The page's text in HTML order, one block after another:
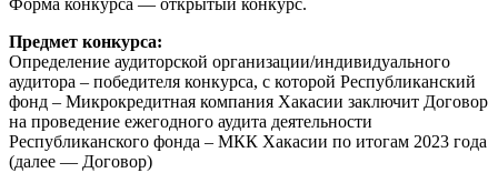
Форма конкурса — открытый конкурс.
Предмет конкурса:
Определение аудиторской организации/индивидуального
аудитора – победителя конкурса, с которой Республиканский
фонд – Микрокредитная компания Хакасии заключит Договор
на проведение ежегодного аудита деятельности
Республиканского фонда – МКК Хакасии по итогам 2023 года
(далее — Договор)